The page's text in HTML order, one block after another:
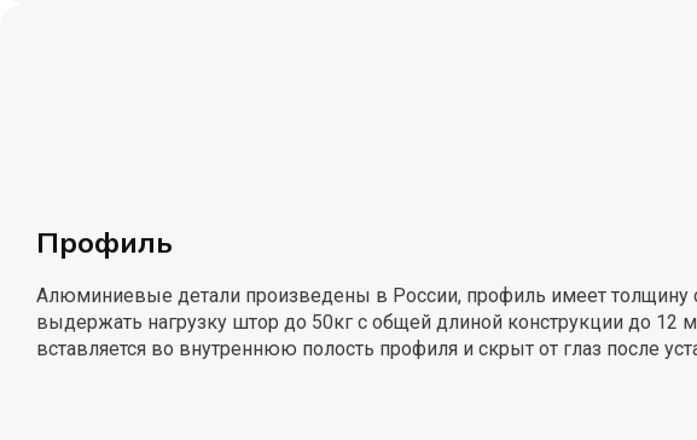
Профиль
Алюминиевые детали произведены в России, профиль имеет толщину
выдержать нагрузку штор до 50кг с общей длиной конструкции до 12
вставляется во внутреннюю полость профиля и скрыт от глаз после